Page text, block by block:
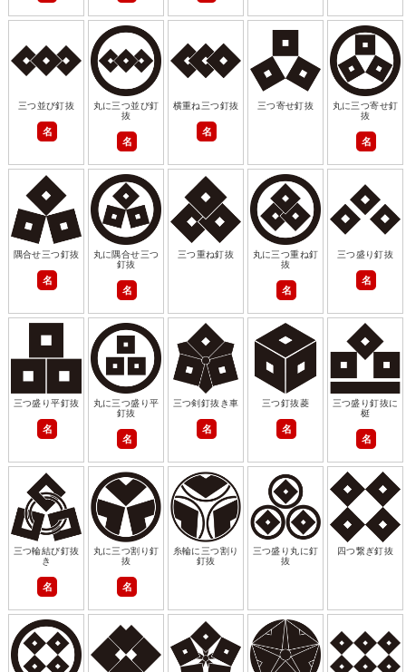
三つ並び釘抜
名
丸に三つ並び釘
抜
名
横重ね三つ釘抜
名
三つ寄せ釘抜
丸に三つ寄せ釘
抜
名
隅合せ三つ釘抜
名
丸に隅合せ三つ
釘抜
名
三つ重ね釘抜
丸に三つ重ね釘
抜
名
三つ盛り釘抜
名
三つ盛り平釘抜
名
丸に三つ盛り平
釘抜
名
三つ剣釘抜き車
名
三つ釘抜菱
名
三つ盛り釘抜に
梃
名
三つ輪結び釘抜
き
名
丸に三つ割り釘
抜
名
糸輪に三つ割り
釘抜
三つ盛り丸に釘
抜
四つ繋ぎ釘抜